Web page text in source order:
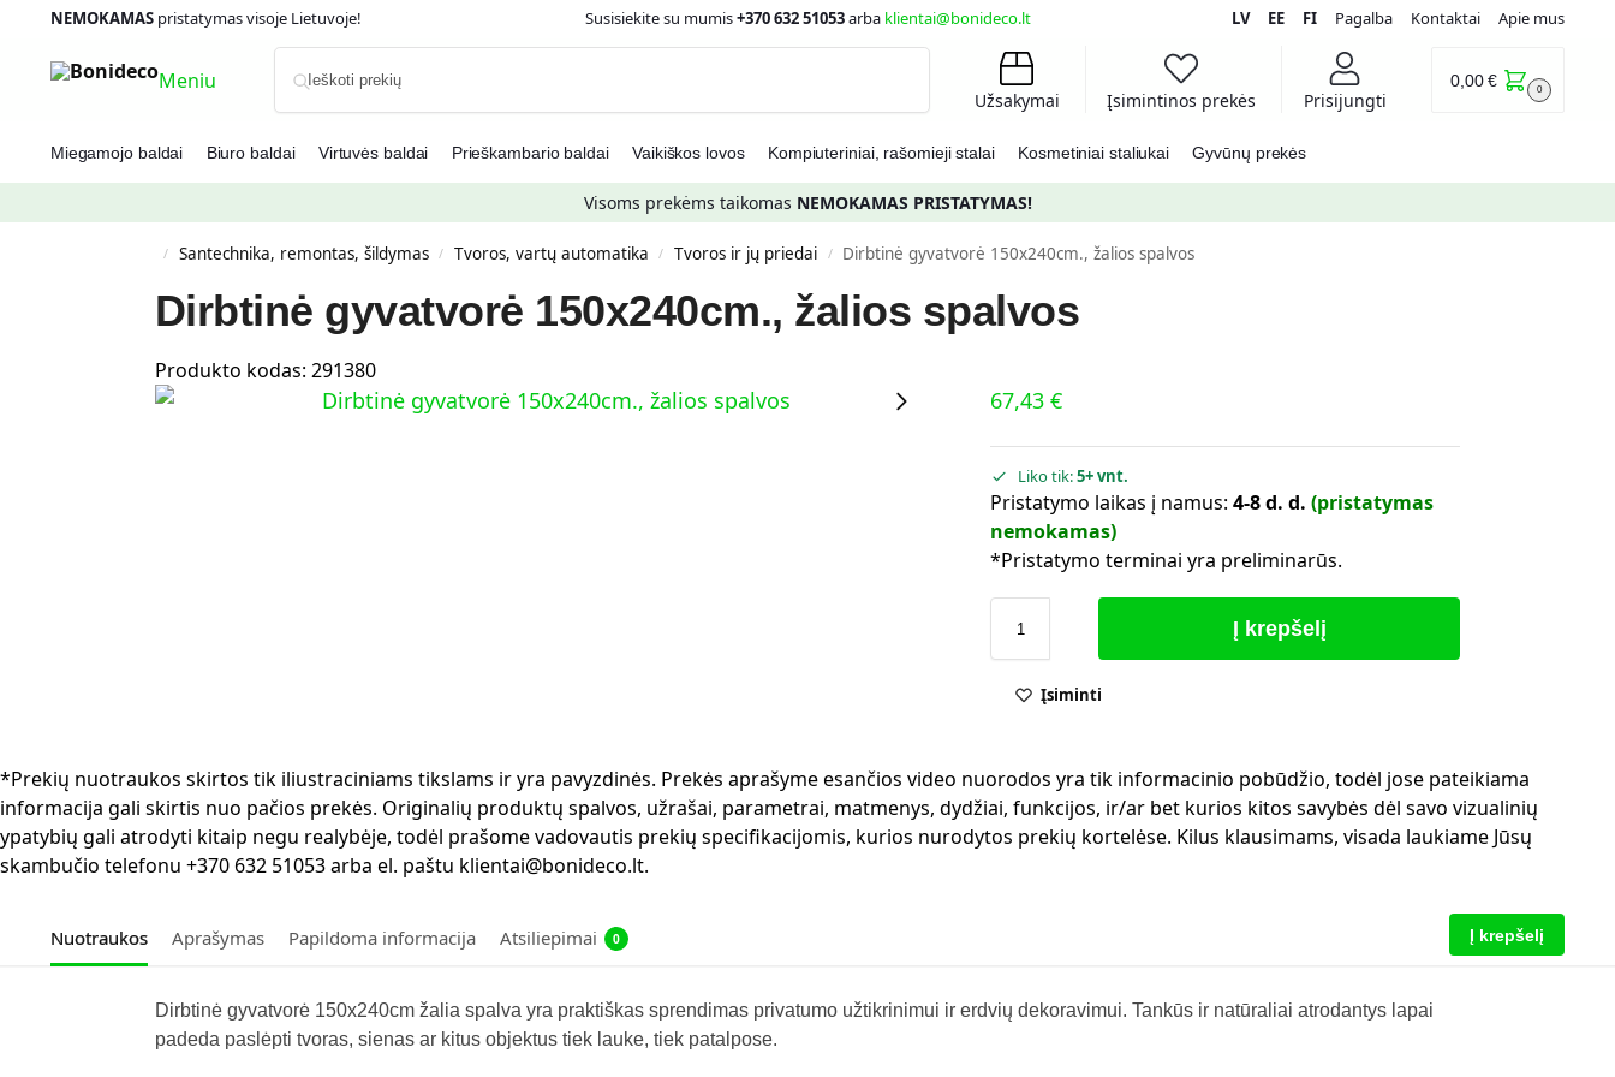
NEMOKAMASpristatymas visoje Lietuvoje! Susisiekite su mumis+370 632 51053arba klientai@bonideco.lt LV EE FI Pagalba Kontaktai Apie mus
Meniu
Užsakymai Įsimintinos prekės Prisijungti
0,00€ 0
Miegamojo baldai Biuro baldai Virtuvės baldai Prieškambario baldai Vaikiškos lovos Kompiuteriniai, rašomieji stalai Kosmetiniai staliukai Gyvūnų prekės
Visoms prekėms taikomas NEMOKAMAS PRISTATYMAS!
/ Santechnika, remontas, šildymas / Tvoros, vartų automatika / Tvoros ir jų priedai / Dirbtinė gyvatvorė 150x240cm., žalios spalvos
Dirbtinė gyvatvorė 150x240cm., žalios spalvos
Produkto kodas: 291380
67,43€
Liko tik:5+ vnt.
Pristatymo laikas į namus:4-8 d. d. (pristatymas
nemokamas)
*Pristatymo terminai yra preliminarūs.
Į krepšelį
Įsiminti
*Prekių nuotraukos skirtos tik iliustraciniams tikslams ir yra pavyzdinės. Prekės aprašyme esančios video nuorodos yra tik informacinio pobūdžio, todėl jose pateikiama
informacija gali skirtis nuo pačios prekės. Originalių produktų spalvos, užrašai, parametrai, matmenys, dydžiai, funkcijos, ir/ar bet kurios kitos savybės dėl savo vizualinių
ypatybių gali atrodyti kitaip negu realybėje, todėl prašome vadovautis prekių specifikacijomis, kurios nurodytos prekių kortelėse. Kilus klausimams, visada laukiame Jūsų
skambučio telefonu +370 632 51053 arba el. paštu klientai@bonideco.lt.
Nuotraukos Aprašymas Papildoma informacija Atsiliepimai 0 Į krepšelį
Dirbtinė gyvatvorė 150x240cm žalia spalva yra praktiškas sprendimas privatumo užtikrinimui ir erdvių dekoravimui. Tankūs ir natūraliai atrodantys lapai
padeda paslėpti tvoras, sienas ar kitus objektus tiek lauke, tiek patalpose.